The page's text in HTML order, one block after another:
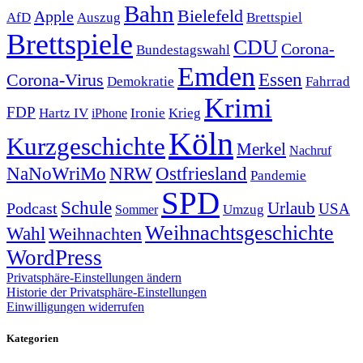
AfD Apple Auszug Bahn Bielefeld Brettspiel
Brettspiele Bundestagswahl CDUCorona-
Corona-Virus Demokratie Emden Essen Fahrrad
FDP Hartz IV iPhone Ironie Krieg Krimi
KurzgeschichteKölnMerkel Nachruf
NaNoWriMo NRWOstfriesland Pandemie
Podcast Schule Sommer SPD Umzug Urlaub USA
WahlWeihnachtenWeihnachtsgeschichte
WordPress
Privatsphäre-Einstellungen ändern
Historie der Privatsphäre-Einstellungen
Einwilligungen widerrufen
Kategorien